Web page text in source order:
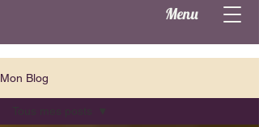
Menu
Mon Blog